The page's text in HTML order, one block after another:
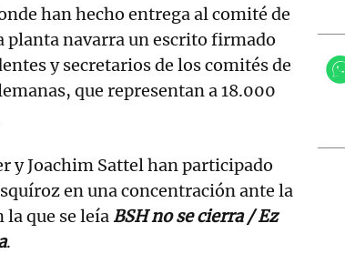
han hecho entrega al comité de
planta navarra un escrito firmado
y secretarios de los comités de
que representan a 18.000
y Joachim Sattel han participado
en una concentración ante la
la que se leíaBSH no se cierra / Ez
.